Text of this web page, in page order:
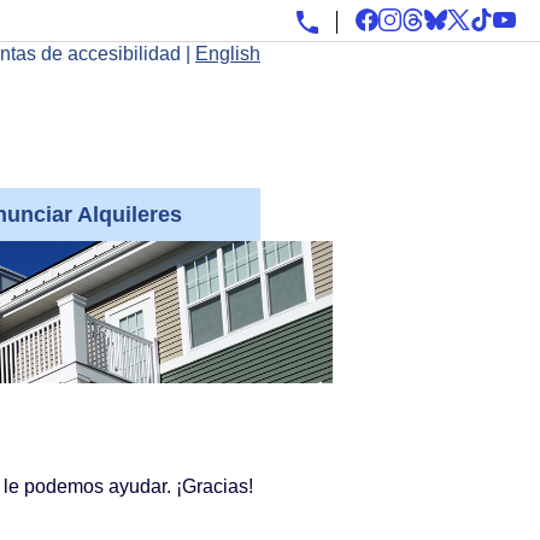
de accesibilidad English
Alquileres
podemos ayudar. ¡Gracias!